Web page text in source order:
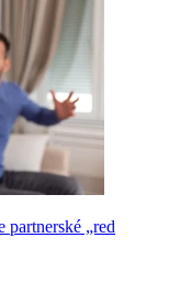
partnerské „red